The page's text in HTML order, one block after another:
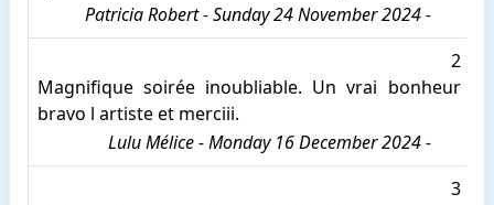
Patricia Robert - Sunday 24 November 2024 -
2
Magnifique soirée inoubliable. Un vrai bonheur
bravo l artiste et merciii.
Lulu Mélice - Monday 16 December 2024 -
3